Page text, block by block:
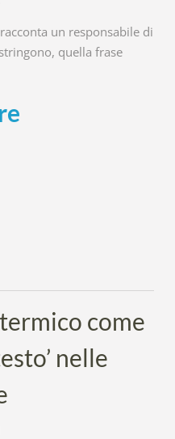
un responsabile di
quella frase
come
nelle